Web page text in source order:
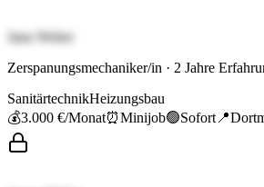
Jana Weber
Zerspanungsmechaniker/in · 2 Jahre
SanitärtechnikHeizungsbau
💰3.000 €/Monat⏰Minijob🟢Sofort 📍